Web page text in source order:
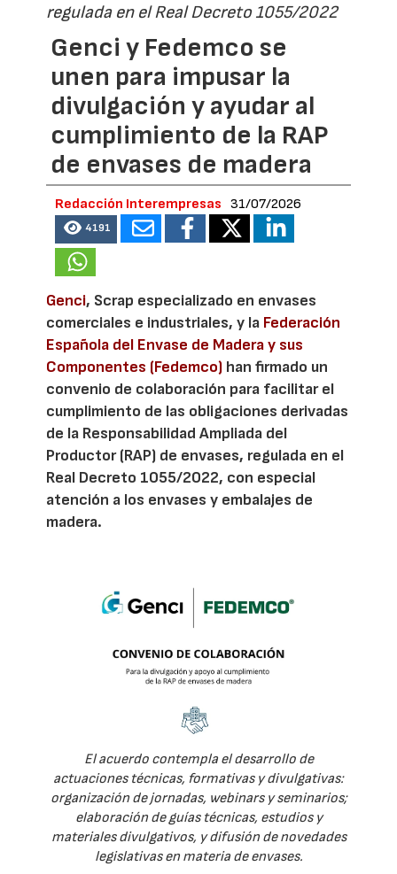
regulada en el Real Decreto 1055/2022
Genci y Fedemco se
unen para impusar la
divulgación y ayudar al
cumplimiento de la RAP
de envases de madera
Redacción Interempresas 31/07/2026
4191
Genci, Scrap especializado en envases
comerciales e industriales, y la Federación
Española del Envase de Madera y sus
Componentes (Fedemco) han firmado un
convenio de colaboración para facilitar el
cumplimiento de las obligaciones derivadas
de la Responsabilidad Ampliada del
Productor (RAP) de envases, regulada en el
Real Decreto 1055/2022, con especial
atención a los envases y embalajes de
madera.
El acuerdo contempla el desarrollo de
actuaciones técnicas, formativas y divulgativas:
organización de jornadas, webinars y seminarios;
elaboración de guías técnicas, estudios y
materiales divulgativos, y difusión de novedades
legislativas en materia de envases.